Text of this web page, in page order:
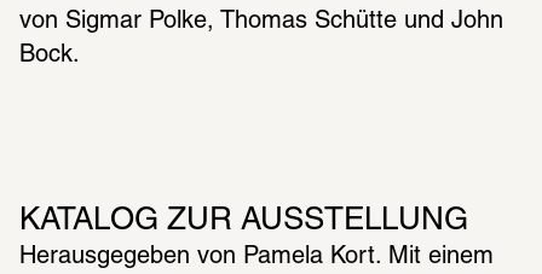
von Sigmar Polke, Thomas Schütte und John
Bock.
KATALOG ZUR AUSSTELLUNG
Herausgegeben von Pamela Kort. Mit einem